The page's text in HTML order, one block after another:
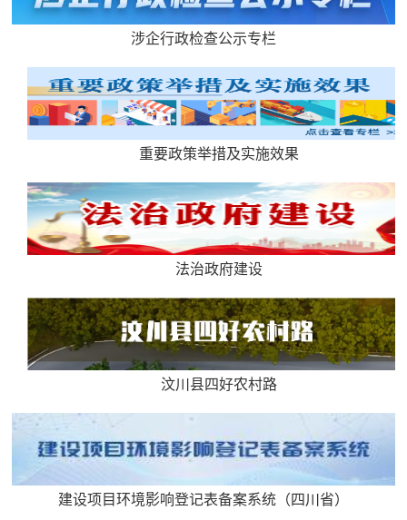
涉企行政检查公示专栏
重要政策举措及实施效果
法治政府建设
汶川县四好农村路
建设项目环境影响登记表备案系统（四川省）